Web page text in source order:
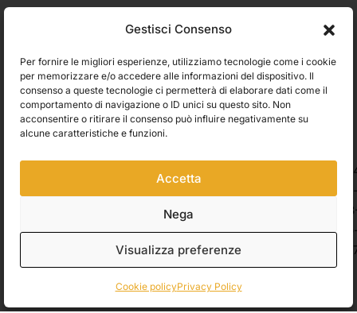
Gestisci Consenso
Per fornire le migliori esperienze, utilizziamo tecnologie come i cookie
per memorizzare e/o accedere alle informazioni del dispositivo. Il
consenso a queste tecnologie ci permetterà di elaborare dati come il
comportamento di navigazione o ID unici su questo sito. Non
acconsentire o ritirare il consenso può influire negativamente su
alcune caratteristiche e funzioni.
Accetta
Nega
Visualizza preferenze
Cookie policyPrivacy Policy
accetti che i dati personali da te forniti vengano trasferiti a Brevo per il
Accetto le condizioni generali e di ricevere le Newsletters.
ISCRIVITI
Spedizioni
© 2026 Belle Arti Corbara, IT03736520408 – REA: FO – 314246. All rights